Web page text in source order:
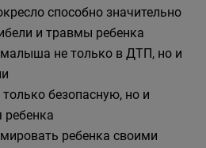
способно значительно
и травмы ребенка
не только в ДТП, но и
безопасную, но и
ребенка своими